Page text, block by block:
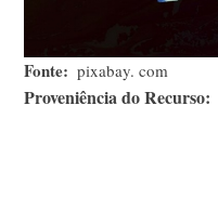
Fonte pixabay. com
Proveniência do Recurso